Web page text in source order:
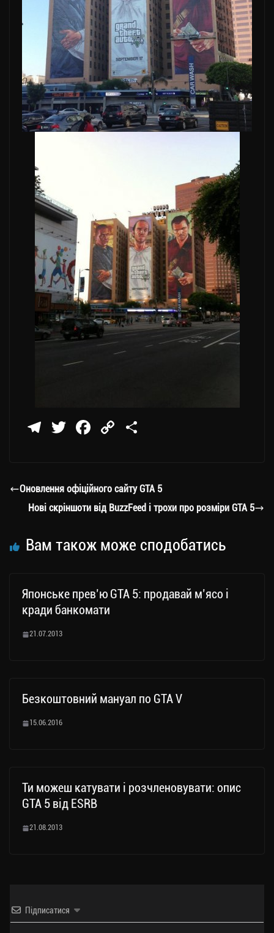
Te
a
m
T
er
Fa
ok
C
Li
nk
ли
ти
Оновлення офіційного сайту GTA 5
Нові скріншоти від BuzzFeed і трохи про розміри GTA 5
Вам також може сподобатись
Японське прев’ю GTA 5: продавай м’ясо і
кради банкомати
21.07.2013
Безкоштовний мануал по GTA V
15.06.2016
Ти можеш катувати і розчленовувати: опис
GTA 5 від ESRB
21.08.2013
Підписатися